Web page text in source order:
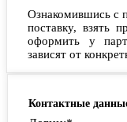
Ознакомившись с
поставку, взять
оформить у
зависят от
Контактные